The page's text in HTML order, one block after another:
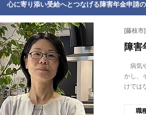
心に寄り添い受給へとつなげる障害年金申請
[藤枝市]
障害
病気
かし、
けでは
職